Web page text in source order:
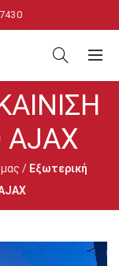
/ Εξωτερική